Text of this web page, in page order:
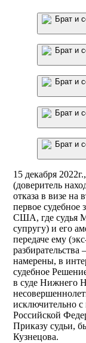
15 декабря
(доверитель
отказа в визе на
первое судебное
США, где судья
супругу) и его
передаче ему
намерены, в
судебное
в суде Нижнего
исключительно с
Российской
Приказу судьи,
Кузнецова. ​ ​